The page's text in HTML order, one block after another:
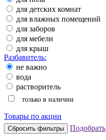
для детских комнат
для влажных помещений
для заборов
для мебели
для крыш
Разбавитель:
не важно
вода
растворитель
только в наличии
Товары по акции
Подобрать